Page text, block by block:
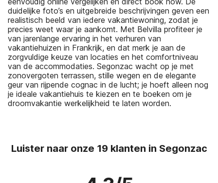
duidelijke foto’s en uitgebreide beschrijvingen geven een
realistisch beeld van iedere vakantiewoning, zodat je
precies weet waar je aankomt. Met Belvilla profiteer je
van jarenlange ervaring in het verhuren van
vakantiehuizen in Frankrijk, en dat merk je aan de
zorgvuldige keuze van locaties en het comfortniveau
van de accommodaties. Segonzac wacht op je met
zonovergoten terrassen, stille wegen en de elegante
geur van rijpende cognac in de lucht; je hoeft alleen nog
je ideale vakantiehuis te kiezen en te boeken om je
droomvakantie werkelijkheid te laten worden.
Luister naar onze 19 klanten in Segonzac